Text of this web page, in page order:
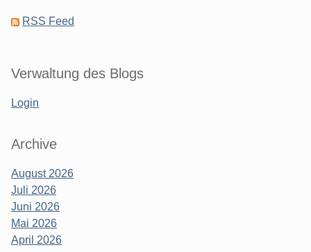
RSS Feed
Verwaltung des Blogs
Login
Archive
August 2026
Juli 2026
Juni 2026
Mai 2026
April 2026